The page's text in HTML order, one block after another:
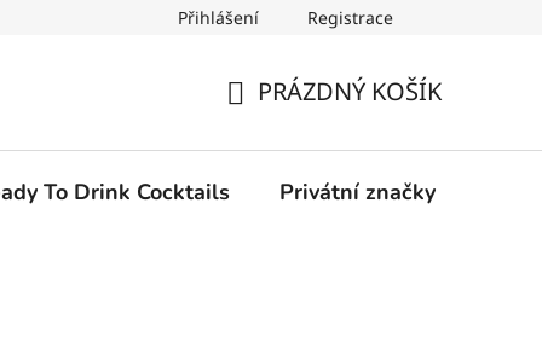
Přihlášení Registrace
KOŠÍK
PRÁZDNÝ KOŠÍK
To Drink Cocktails Privátní značky